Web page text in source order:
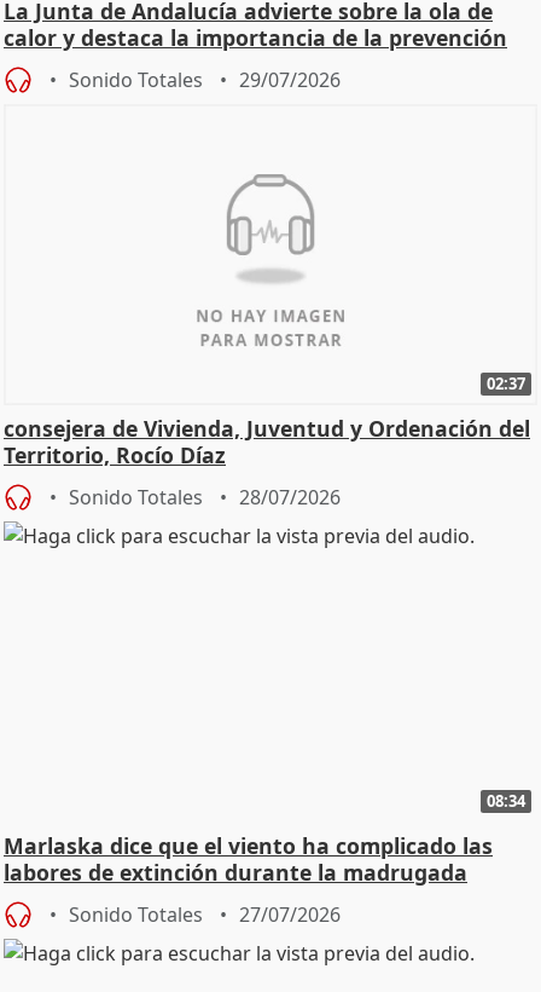
La Junta de Andalucía advierte sobre la ola de
calor y destaca la importancia de la prevención
Sonido Totales 29/07/2026
02:37
consejera de Vivienda, Juventud y Ordenación del
Territorio, Rocío Díaz
Sonido Totales 28/07/2026
08:34
Marlaska dice que el viento ha complicado las
labores de extinción durante la madrugada
Sonido Totales 27/07/2026